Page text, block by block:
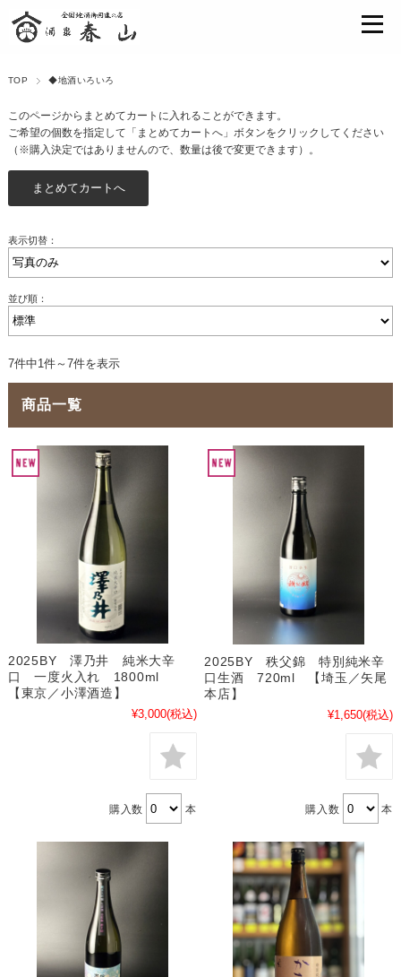
TOP ◆地酒いろいろ
このページからまとめてカートに入れることができます。
ご希望の個数を指定して「まとめてカートへ」ボタンをクリックしてください
（※購入決定ではありませんので、数量は後で変更できます）。
表示切替：
並び順：
7件中1件～7件を表示
商品一覧
2025BY 澤乃井 純米大辛
口 一度火入れ 1800ml
【東京／小澤酒造】
¥3,000(税込)
購入数 本
2025BY 秩父錦 特別純米辛
口生酒 720ml 【埼玉／矢尾
本店】
¥1,650(税込)
購入数 本